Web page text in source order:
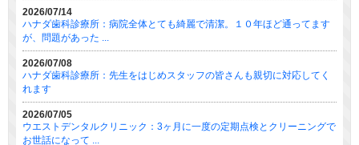
2026/07/14
ハナダ歯科診療所：病院全体とても綺麗で清潔。１０年ほど通ってます
が、問題があった ...
2026/07/08
ハナダ歯科診療所：先生をはじめスタッフの皆さんも親切に対応してく
れます
2026/07/05
ウエストデンタルクリニック：3ヶ月に一度の定期点検とクリーニングで
お世話になって ...